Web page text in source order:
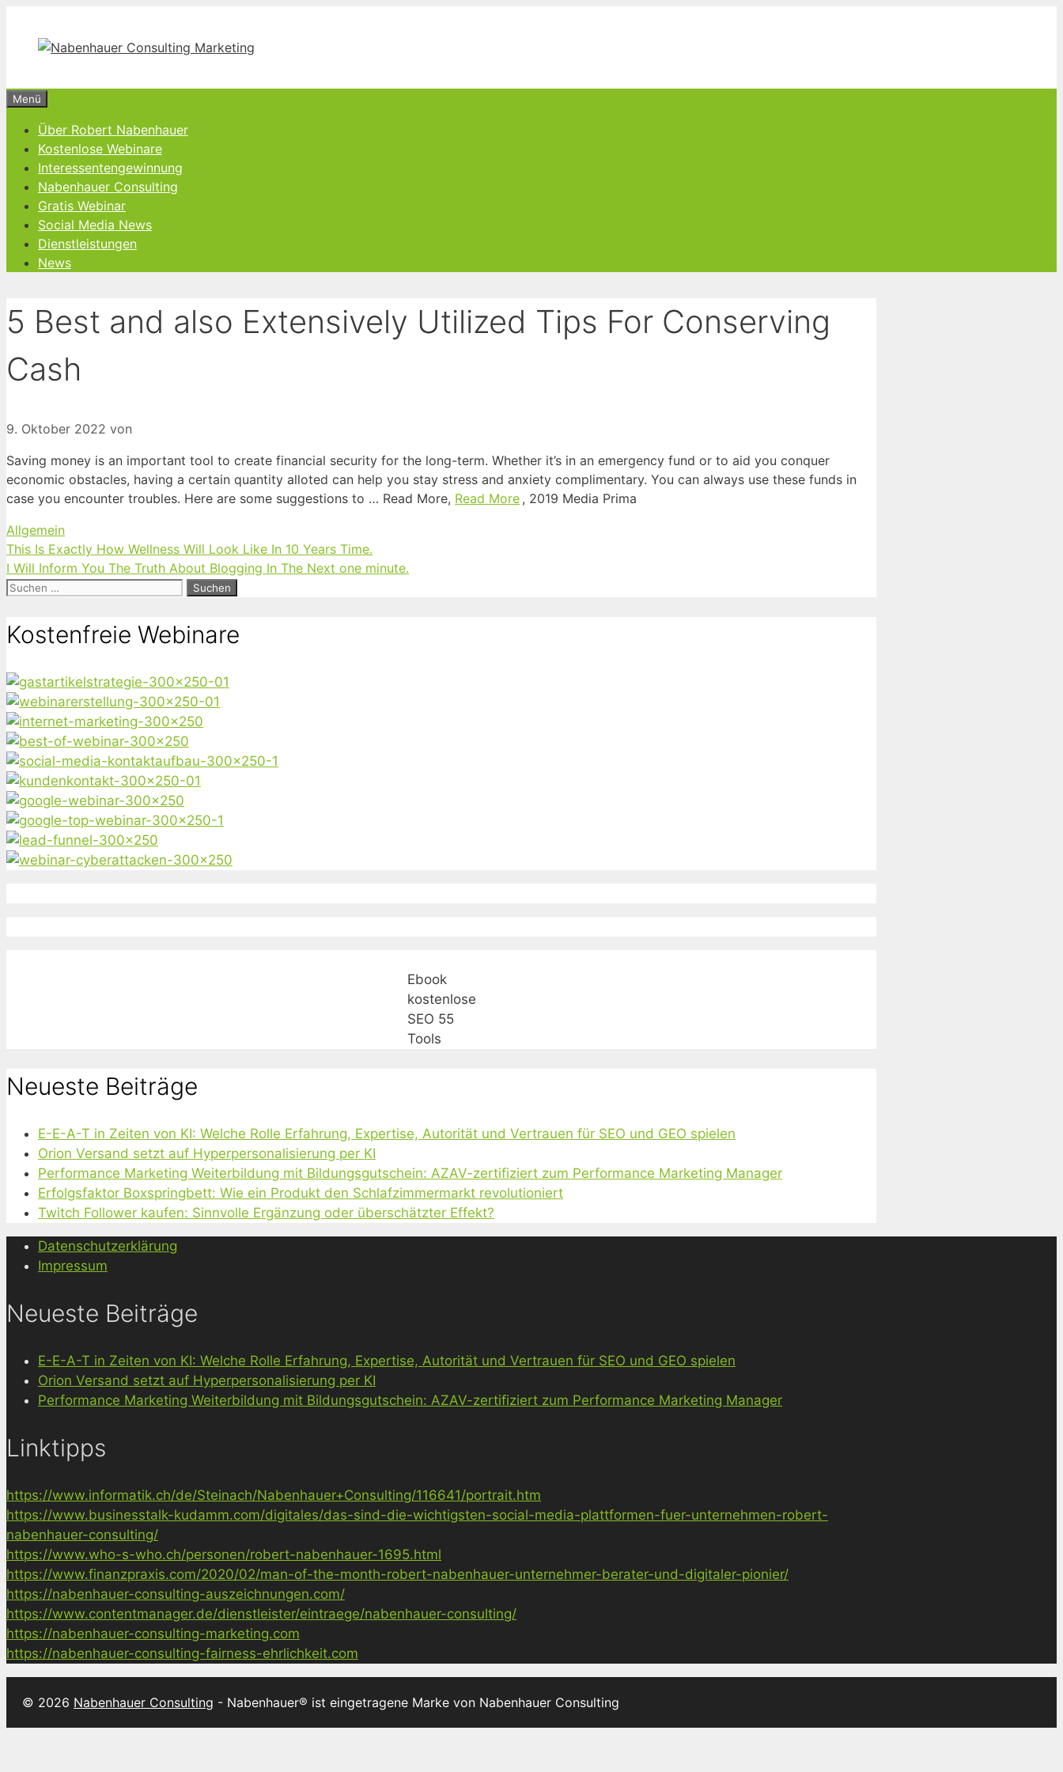
springen
Menü
Über Robert Nabenhauer
Kostenlose Webinare
Interessentengewinnung
Nabenhauer Consulting
Gratis Webinar
Social Media News
Dienstleistungen
News
5 Best and also Extensively Utilized Tips For Conserving
Cash
9. Oktober 2022 von
Saving money is an important tool to create financial security for the long-term. Whether it’s in an emergency fund or to aid you conquer
economic obstacles, having a certain quantity alloted can help you stay stress and anxiety complimentary. You can always use these funds in
case you encounter troubles. Here are some suggestions to … Read More, Read More , 2019 Media Prima
Kategorien
Allgemein
This Is Exactly How Wellness Will Look Like In 10 Years Time.
I Will Inform You The Truth About Blogging In The Next one minute.
Suchen
Kostenfreie Webinare
Ebook
kostenlose
SEO 55
Tools
Neueste Beiträge
E-E-A-T in Zeiten von KI: Welche Rolle Erfahrung, Expertise, Autorität und Vertrauen für SEO und GEO spielen
Orion Versand setzt auf Hyperpersonalisierung per KI
Performance Marketing Weiterbildung mit Bildungsgutschein: AZAV-zertifiziert zum Performance Marketing Manager
Erfolgsfaktor Boxspringbett: Wie ein Produkt den Schlafzimmermarkt revolutioniert
Twitch Follower kaufen: Sinnvolle Ergänzung oder überschätzter Effekt?
Datenschutzerklärung
Impressum
Neueste Beiträge
E-E-A-T in Zeiten von KI: Welche Rolle Erfahrung, Expertise, Autorität und Vertrauen für SEO und GEO spielen
Orion Versand setzt auf Hyperpersonalisierung per KI
Performance Marketing Weiterbildung mit Bildungsgutschein: AZAV-zertifiziert zum Performance Marketing Manager
Linktipps
https://www.informatik.ch/de/Steinach/Nabenhauer+Consulting/116641/portrait.htm
https://www.businesstalk-kudamm.com/digitales/das-sind-die-wichtigsten-social-media-plattformen-fuer-unternehmen-robert-
nabenhauer-consulting/
https://www.who-s-who.ch/personen/robert-nabenhauer-1695.html
https://www.finanzpraxis.com/2020/02/man-of-the-month-robert-nabenhauer-unternehmer-berater-und-digitaler-pionier/
https://nabenhauer-consulting-auszeichnungen.com/
https://www.contentmanager.de/dienstleister/eintraege/nabenhauer-consulting/
https://nabenhauer-consulting-marketing.com
https://nabenhauer-consulting-fairness-ehrlichkeit.com
© 2026 Nabenhauer Consulting - Nabenhauer® ist eingetragene Marke von Nabenhauer Consulting